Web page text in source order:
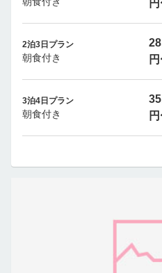
2泊3日プラン
朝食付き
3泊4日プラン
朝食付き